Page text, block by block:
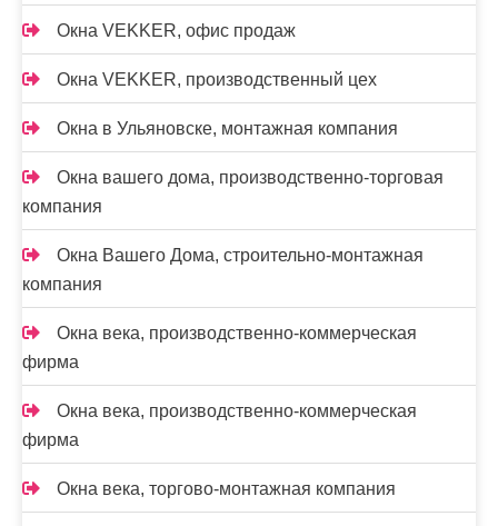
Окна VEKKER, офис продаж
Окна VEKKER, производственный цех
Окна в Ульяновске, монтажная компания
Окна вашего дома, производственно-торговая
компания
Окна Вашего Дома, строительно-монтажная
компания
Окна века, производственно-коммерческая
фирма
Окна века, производственно-коммерческая
фирма
Окна века, торгово-монтажная компания